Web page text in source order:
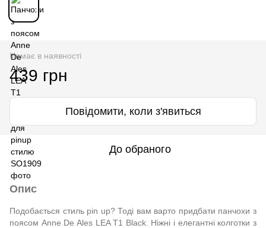
Немає в наявності
439 грн
Повідомити, коли з'явиться
До обраного
Опис
Подобається стиль pin up? Тоді вам варто придбати панчохи з
поясом Anne De Ales LEA T1 Black. Ніжні і елегантні колготки з